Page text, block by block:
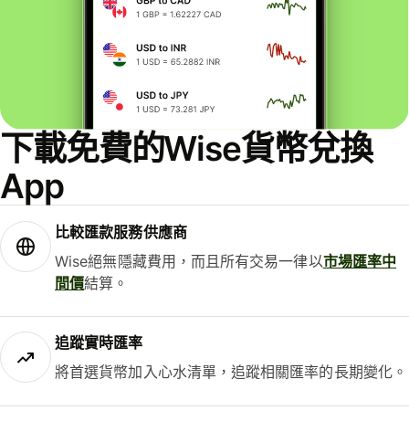
下載免費的Wise貨幣兌換
App
比較匯款服務供應商
Wise絕無隱藏費用，而且所有交易一律以市場匯率中
間價結算。
追蹤實時匯率
將首選貨幣加入心水清單，追蹤相關匯率的長期變化。